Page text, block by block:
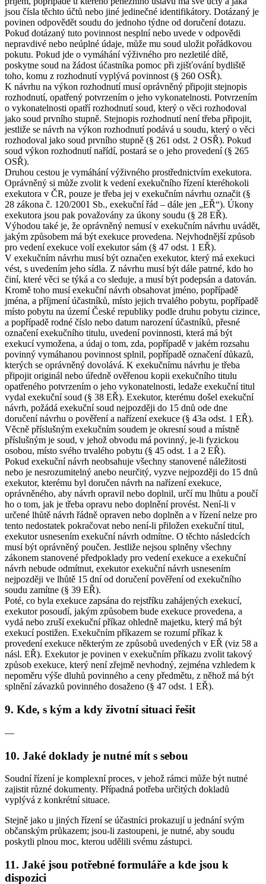
jsou čísla těchto účtů nebo jiné jedinečné identifikátory. Dotázaný je
povinen odpovědět soudu do jednoho týdne od doručení dotazu.
Pokud dotázaný tuto povinnost nesplní nebo uvede v odpovědi
nepravdivé nebo neúplné údaje, může mu soud uložit pořádkovou
pokutu. Pokud jde o vymáhání výživného pro nezletilé dítě,
poskytne soud na žádost účastníka pomoc při zjišťování bydliště
toho, komu z rozhodnutí vyplývá povinnost (§ 260 OSŘ).
K návrhu na výkon rozhodnutí musí oprávněný připojit stejnopis
rozhodnutí, opatřený potvrzením o jeho vykonatelnosti. Potvrzením
o vykonatelnosti opatří rozhodnutí soud, který o věci rozhodoval
jako soud prvního stupně. Stejnopis rozhodnutí není třeba připojit,
jestliže se návrh na výkon rozhodnutí podává u soudu, který o věci
rozhodoval jako soud prvního stupně (§ 261 odst. 2 OSŘ). Pokud
soud výkon rozhodnutí nařídí, postará se o jeho provedení (§ 265
OSŘ).
Druhou cestou je vymáhání výživného prostřednictvím exekutora.
Oprávněný si může zvolit k vedení exekučního řízení kteréhokoli
exekutora v ČR, pouze je třeba jej v exekučním návrhu označit (§
28 zákona č. 120/2001 Sb., exekuční řád – dále jen „EŘ“). Úkony
exekutora jsou pak považovány za úkony soudu (§ 28 EŘ).
Výhodou také je, že oprávněný nemusí v exekučním návrhu uvádět,
jakým způsobem má být exekuce provedena. Nejvhodnější způsob
pro vedení exekuce volí exekutor sám (§ 47 odst. 1 EŘ).
V exekučním návrhu musí být označen exekutor, který má exekuci
vést, s uvedením jeho sídla. Z návrhu musí být dále patrné, kdo ho
činí, které věci se týká a co sleduje, a musí být podepsán a datován.
Kromě toho musí exekuční návrh obsahovat jméno, popřípadě
jména, a příjmení účastníků, místo jejich trvalého pobytu, popřípadě
místo pobytu na území České republiky podle druhu pobytu cizince,
a popřípadě rodné číslo nebo datum narození účastníků, přesné
označení exekučního titulu, uvedení povinnosti, která má být
exekucí vymožena, a údaj o tom, zda, popřípadě v jakém rozsahu
povinný vymáhanou povinnost splnil, popřípadě označení důkazů,
kterých se oprávněný dovolává. K exekučnímu návrhu je třeba
připojit originál nebo úředně ověřenou kopii exekučního titulu
opatřeného potvrzením o jeho vykonatelnosti, ledaže exekuční titul
vydal exekuční soud (§ 38 EŘ). Exekutor, kterému došel exekuční
návrh, požádá exekuční soud nejpozději do 15 dnů ode dne
doručení návrhu o pověření a nařízení exekuce (§ 43a odst. 1 EŘ).
Věcně příslušným exekučním soudem je okresní soud a místně
příslušným je soud, v jehož obvodu má povinný, je-li fyzickou
osobou, místo svého trvalého pobytu (§ 45 odst. 1 a 2 EŘ).
Pokud exekuční návrh neobsahuje všechny stanovené náležitosti
nebo je nesrozumitelný anebo neurčitý, vyzve nejpozději do 15 dnů
exekutor, kterému byl doručen návrh na nařízení exekuce,
oprávněného, aby návrh opravil nebo doplnil, určí mu lhůtu a poučí
ho o tom, jak je třeba opravu nebo doplnění provést. Není-li v
určené lhůtě návrh řádně opraven nebo doplněn a v řízení nelze pro
tento nedostatek pokračovat nebo není-li přiložen exekuční titul,
exekutor usnesením exekuční návrh odmítne. O těchto následcích
musí být oprávněný poučen. Jestliže nejsou splněny všechny
zákonem stanovené předpoklady pro vedení exekuce a exekuční
návrh nebude odmítnut, exekutor exekuční návrh usnesením
nejpozději ve lhůtě 15 dní od doručení pověření od exekučního
soudu zamítne (§ 39 EŘ).
Poté, co byla exekuce zapsána do rejstříku zahájených exekucí,
exekutor posoudí, jakým způsobem bude exekuce provedena, a
vydá nebo zruší exekuční příkaz ohledně majetku, který má být
exekucí postižen. Exekučním příkazem se rozumí příkaz k
provedení exekuce některým ze způsobů uvedených v EŘ (viz 58 a
násl. EŘ). Exekutor je povinen v exekučním příkazu zvolit takový
způsob exekuce, který není zřejmě nevhodný, zejména vzhledem k
nepoměru výše dluhů povinného a ceny předmětu, z něhož má být
splnění závazků povinného dosaženo (§ 47 odst. 1 EŘ).
9. Kde, s kým a kdy životní situaci řešit
—
10. Jaké doklady je nutné mít s sebou
Soudní řízení je komplexní proces, v jehož rámci může být nutné
zajistit různé dokumenty. Případná potřeba určitých dokladů
vyplývá z konkrétní situace.
Stejně jako u jiných řízení se účastníci prokazují u jednání svým
občanským průkazem; jsou-li zastoupeni, je nutné, aby soudu
poskytli plnou moc, kterou udělili svému zástupci.
11. Jaké jsou potřebné formuláře a kde jsou k
dispozici